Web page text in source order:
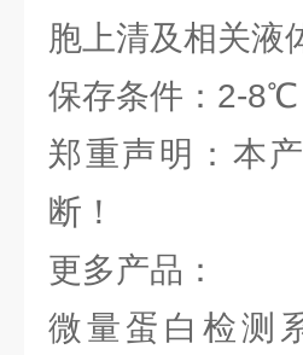
胞上清及相关液
保存条件：2-8℃
郑重声明：本
断！
更多产品：
微量蛋白检测